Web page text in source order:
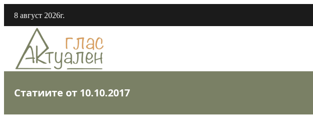
8 август 2026г.
Статиите от 10.10.2017